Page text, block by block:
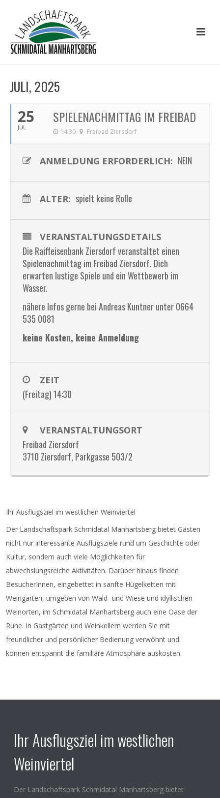
JULI, 2025
25
JUL
SPIELENACHMITTAG IM FREIBAD
14:30 Freibad Ziersdorf
ANMELDUNG ERFORDERLICH: NEIN
ALTER: spielt keine Rolle
VERANSTALTUNGSDETAILS
Die Raiffeisenbank Ziersdorf veranstaltet einen
Spielenachmittag im Freibad Ziersdorf. Dich
erwarten lustige Spiele und ein Wettbewerb im
Wasser.
nähere Infos gerne bei Andreas Kuntner unter 0664
535 0081
keine Kosten, keine Anmeldung
ZEIT
(Freitag) 14:30
VERANSTALTUNGSORT
Freibad Ziersdorf
3710 Ziersdorf, Parkgasse 503/2
Ihr Ausflugsziel im westlichen Weinviertel
Der Landschaftspark Schmidatal Manhartsberg bietet Gästen
nicht nur interessante Ausflugsziele rund um Geschichte oder
Kultur, sondern auch viele Möglichkeiten für
abwechslungsreiche Aktivitäten. Darüber hinaus finden
BesucherInnen, eingebettet in sanfte Hügelketten mit
Weingärten, umgeben von Wald- und Wiese und idyllischen
Weinorten, im Schmidatal Manhartsberg auch eine Oase der
Ruhe. In Gastgärten und Weinkellern werden Sie mit
freundlicher und persönlicher Bedienung verwöhnt und
können entspannt die familiäre Atmosphäre auskosten.
Ihr Ausflugsziel im westlichen
Weinviertel
Der Landschaftspark Schmidatal Manhartsberg bietet